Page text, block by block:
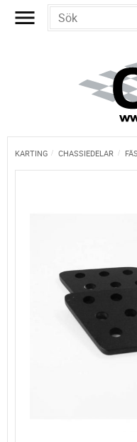
KARTING CHASSIEDELAR